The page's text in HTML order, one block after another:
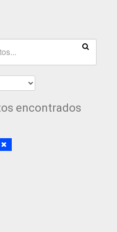
encontrados